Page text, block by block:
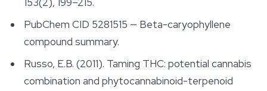
PubChem CID 5281515 — Beta-caryophyllene
compound summary.
Russo, E.B. (2011). Taming THC: potential cannabis
combination and phytocannabinoid-terpenoid